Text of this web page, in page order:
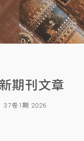
期刊文章
37卷1期 2026